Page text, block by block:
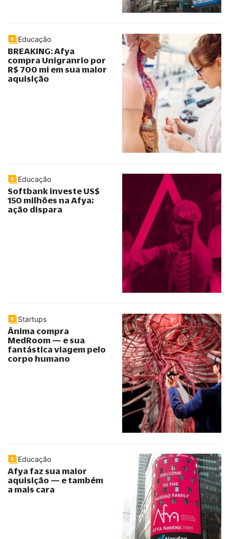
Educação
BREAKING: Afya
compra Unigranrio por
R$ 700 mi em sua maior
aquisição
Educação
Softbank investe US$
150 milhões na Afya;
ação dispara
Startups
Ânima compra
MedRoom — e sua
fantástica viagem pelo
corpo humano
Educação
Afya faz sua maior
aquisição — e também
a mais cara